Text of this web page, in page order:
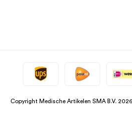
Copyright Medische Artikelen SMA B.V. 2026